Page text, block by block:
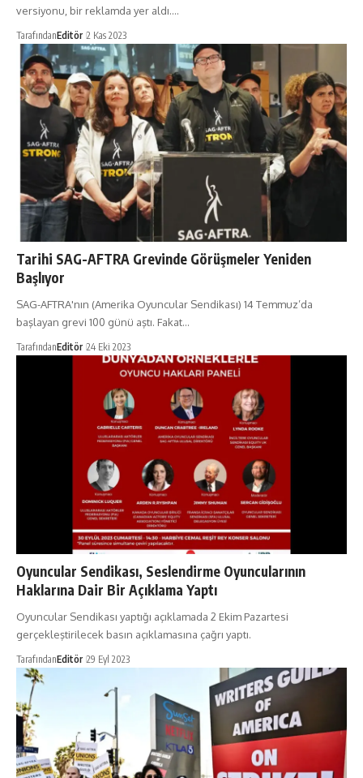
versiyonu, bir reklamda yer aldı.…
TarafındanEditör 2 Kas 2023
Tarihi SAG-AFTRA Grevinde Görüşmeler Yeniden
Başlıyor
SAG-AFTRA'nın (Amerika Oyuncular Sendikası) 14 Temmuz’da
başlayan grevi 100 günü aştı. Fakat…
TarafındanEditör 24 Eki 2023
Oyuncular Sendikası, Seslendirme Oyuncularının
Haklarına Dair Bir Açıklama Yaptı
Oyuncular Sendikası yaptığı açıklamada 2 Ekim Pazartesi
gerçekleştirilecek basın açıklamasına çağrı yaptı.
TarafındanEditör 29 Eyl 2023